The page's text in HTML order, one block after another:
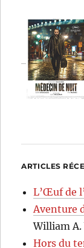
ARTICLES
L’Œuf de
Aventure
William A.
Hors du